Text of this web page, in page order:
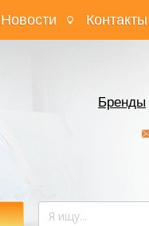
Новости Контакты
Бренды